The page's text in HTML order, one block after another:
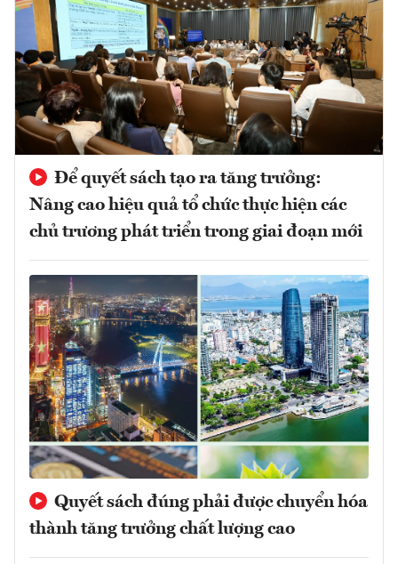
Để quyết sách tạo ra tăng trưởng:
Nâng cao hiệu quả tổ chức thực hiện các
chủ trương phát triển trong giai đoạn mới
Quyết sách đúng phải được chuyển hóa
thành tăng trưởng chất lượng cao